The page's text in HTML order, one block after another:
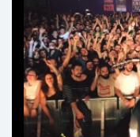
interessare